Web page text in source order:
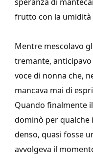
frutto con la umidità
Mentre mescolavo
tremante,
voce di nonna che,
mancava mai di
Quando ﬁnalmente
dominò per qualche
denso, quasi fosse
avvolgeva il